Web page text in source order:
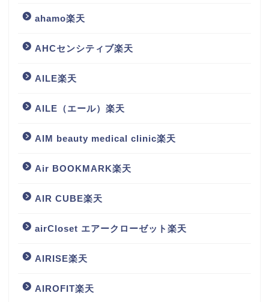
ahamo楽天
AHCセンシティブ楽天
AILE楽天
AILE（エール）楽天
AIM beauty medical clinic楽天
Air BOOKMARK楽天
AIR CUBE楽天
airCloset エアークローゼット楽天
AIRISE楽天
AIROFIT楽天